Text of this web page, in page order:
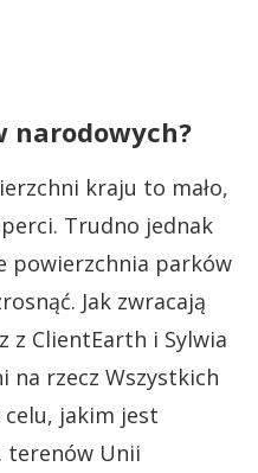
narodowych?
kraju to mało,
Trudno jednak
powierzchnia parków
Jak zwracają
z ClientEarth i Sylwia
na rzecz Wszystkich
jakim jest
terenów Unii